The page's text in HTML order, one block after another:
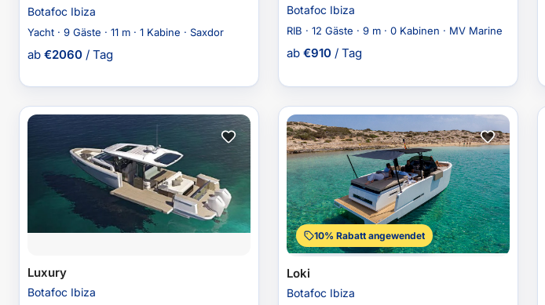
Botafoc Ibiza
Yacht · 9 Gäste · 11 m · 1 Kabine · Saxdor
ab €2060 / Tag
Botafoc Ibiza
RIB · 12 Gäste · 9 m · 0 Kabinen · MV Marine
ab €910 / Tag
Luxury
Botafoc Ibiza
10% Rabatt angewendet
Loki
Botafoc Ibiza